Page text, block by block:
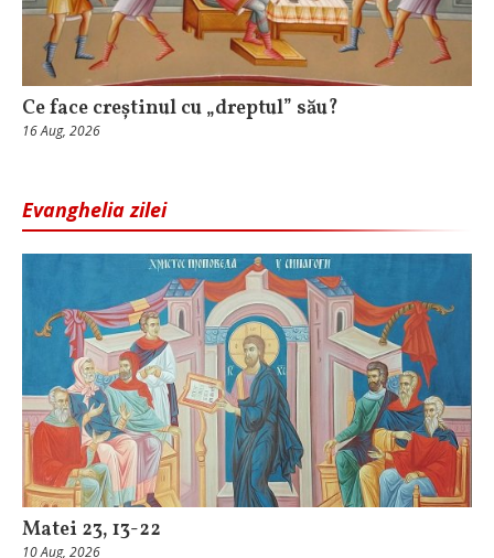
Ce face creștinul cu „dreptul” său?
16 Aug, 2026
Evanghelia zilei
Matei 23, 13-22
10 Aug, 2026